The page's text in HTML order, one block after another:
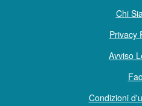
Chi
Privacy
Avviso
Faq
Condizioni